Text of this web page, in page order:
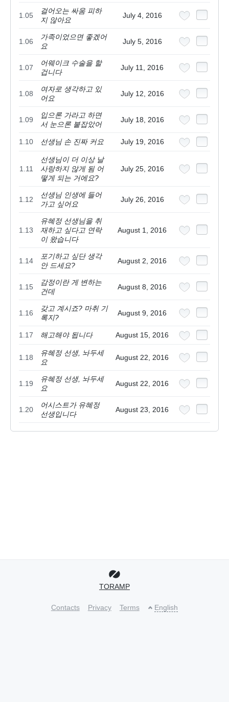
1.05
걸어오는 싸움 피하
지 않아요
July 4, 2016
1.06
가족이었으면 좋겠어
요
July 5, 2016
1.07
어웨이크 수술을 할
겁니다
July 11, 2016
1.08
여자로 생각하고 있
어요
July 12, 2016
1.09
입으론 가라고 하면
서 눈으론 붙잡았어
July 18, 2016
1.10 선생님 손 진짜 커요 July 19, 2016
1.11
선생님이 더 이상 날
사랑하지 않게 됨 어
떻게 되는 거에요?
July 25, 2016
1.12
선생님 인생에 들어
가고 싶어요
July 26, 2016
1.13
유혜정 선생님을 취
재하고 싶다고 연락
이 왔습니다
August 1, 2016
1.14
포기하고 싶단 생각
안 드세요?
August 2, 2016
1.15
감정이란 게 변하는
건데
August 8, 2016
1.16
갖고 계시죠? 마취 기
록지?
August 9, 2016
1.17 해고해야 됩니다 August 15, 2016
1.18
유혜정 선생, 놔두세
요
August 22, 2016
1.19
유혜정 선생, 놔두세
요
August 22, 2016
1.20
어시스트가 유혜정
선생입니다
August 23, 2016
TORAMP
Contacts Privacy Terms English